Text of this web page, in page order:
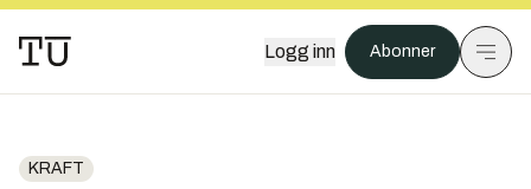
Logg inn Abonner
KRAFT